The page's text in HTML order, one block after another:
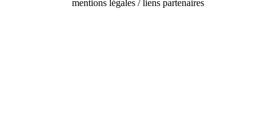
mentions légales / liens partenaires